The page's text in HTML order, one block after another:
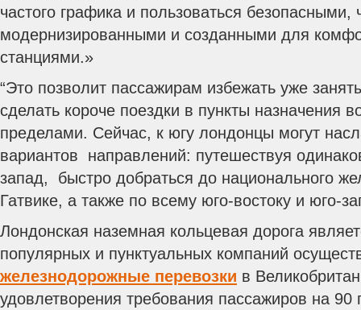
частого графика и пользоваться безопасными,
модернизированными и созданными для
станциями.»
“Это позволит пассажирам избежать уже
сделать короче поездки в пункты назначения
пределами. Сейчас, к югу лондонцы могут
вариантов направлений: путешествуя
запад, быстро добраться до национального
Гатвике, а также по всему юго-востоку и юго-
Лондонская наземная кольцевая дорога
популярных и пунктуальных компаний
железнодорожные перевозки в
удовлетворения требования пассажиров на 90